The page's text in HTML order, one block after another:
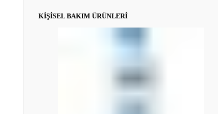
KİŞİSEL BAKIM ÜRÜNLERİ